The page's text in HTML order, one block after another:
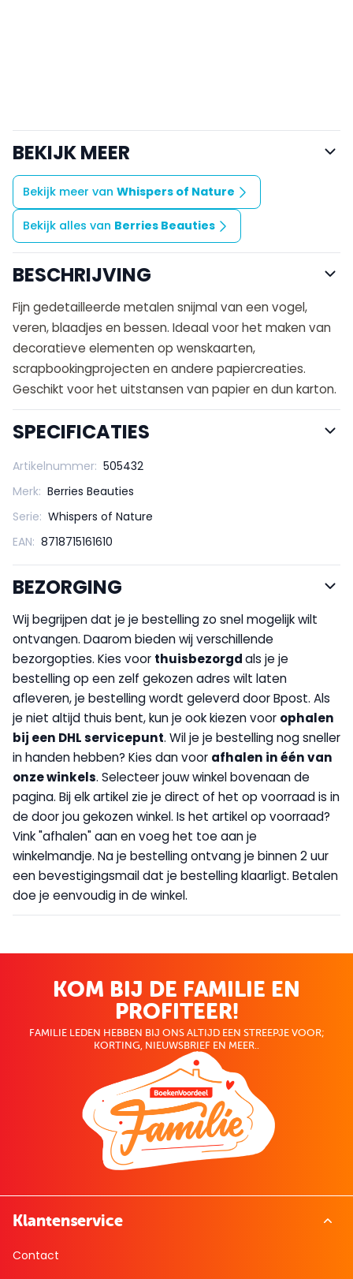
BEKIJK MEER
Bekijk meer van Whispers of Nature
Bekijk alles van Berries Beauties
BESCHRIJVING
Fijn gedetailleerde metalen snijmal van een vogel,
veren, blaadjes en bessen. Ideaal voor het maken van
decoratieve elementen op wenskaarten,
scrapbookingprojecten en andere papiercreaties.
Geschikt voor het uitstansen van papier en dun karton.
SPECIFICATIES
Artikelnummer: 505432
Merk: Berries Beauties
Serie: Whispers of Nature
EAN: 8718715161610
BEZORGING
Wij begrijpen dat je je bestelling zo snel mogelijk wilt
ontvangen. Daarom bieden wij verschillende
bezorgopties. Kies voor thuisbezorgdals je je
bestelling op een zelf gekozen adres wilt laten
afleveren, je bestelling wordt geleverd door Bpost. Als
je niet altijd thuis bent, kun je ook kiezen voor ophalen
bij een DHL servicepunt. Wil je je bestelling nog sneller
in handen hebben? Kies dan voor afhalen in één van
onze winkels. Selecteer jouw winkel bovenaan de
pagina. Bij elk artikel zie je direct of het op voorraad is in
de door jou gekozen winkel. Is het artikel op voorraad?
Vink "afhalen" aan en voeg het toe aan je
winkelmandje. Na je bestelling ontvang je binnen 2 uur
een bevestigingsmail dat je bestelling klaarligt. Betalen
doe je eenvoudig in de winkel.
KOM BIJ DE FAMILIE EN
PROFITEER!
FAMILIE LEDEN HEBBEN BIJ ONS ALTIJD EEN STREEPJE VOOR;
KORTING, NIEUWSBRIEF EN MEER..
Klantenservice
Contact